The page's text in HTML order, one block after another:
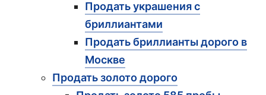
Продать украшения с
бриллиантами
Продать бриллианты дорого в
Москве
Продать золото дорого